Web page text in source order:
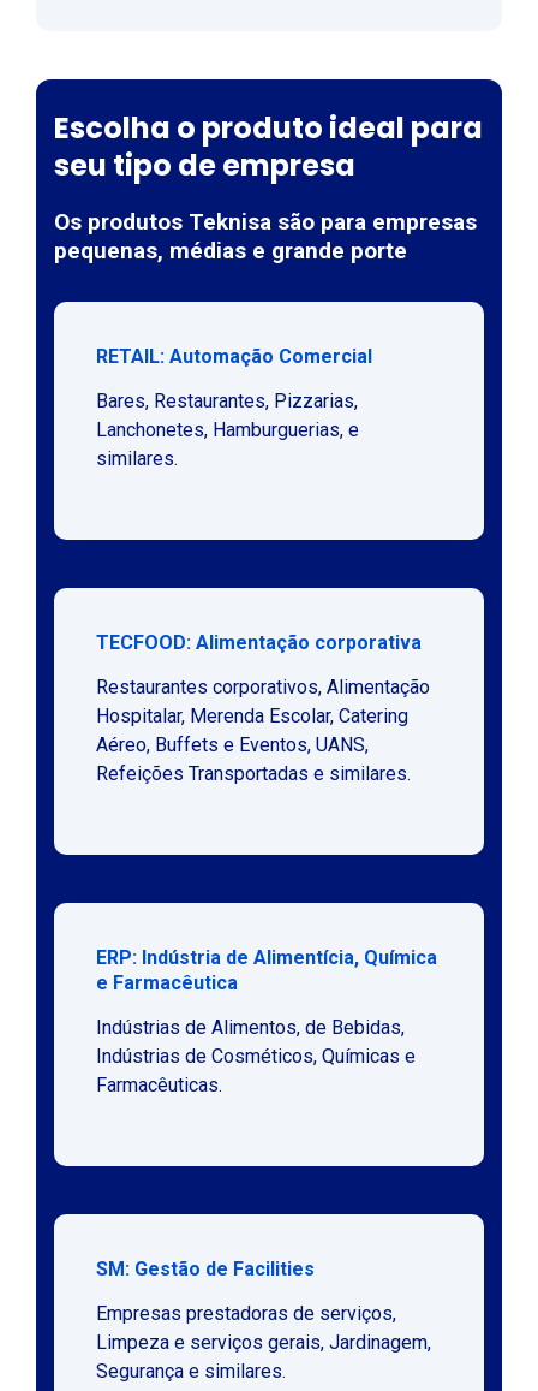
Escolha o produto ideal para
seu tipo de empresa
Os produtos Teknisa são para empresas
pequenas, médias e grande porte
RETAIL: Automação Comercial
Bares, Restaurantes, Pizzarias,
Lanchonetes, Hamburguerias, e
similares.
TECFOOD: Alimentação corporativa
Restaurantes corporativos, Alimentação
Hospitalar, Merenda Escolar, Catering
Aéreo, Buffets e Eventos, UANS,
Refeições Transportadas e similares.
ERP: Indústria de Alimentícia, Química
e Farmacêutica
Indústrias de Alimentos, de Bebidas,
Indústrias de Cosméticos, Químicas e
Farmacêuticas.
SM: Gestão de Facilities
Empresas prestadoras de serviços,
Limpeza e serviços gerais, Jardinagem,
Segurança e similares.